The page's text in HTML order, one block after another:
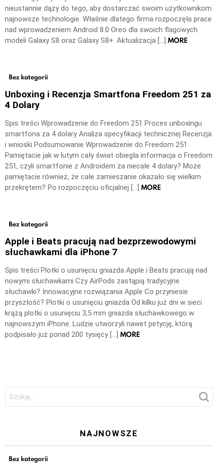
nieustannie dąży do tego, aby dostarczać swoim użytkownikom
najnowsze technologie. Właśnie dlatego firma rozpoczęła prace
nad wprowadzeniem Android 8.0 Oreo dla swoich flagowych
modeli Galaxy S8 oraz Galaxy S8+. Aktualizacja […] MORE
Bez kategorii
Unboxing i Recenzja Smartfona Freedom 251 za
4 Dolary
Spis treści Wprowadzenie do Freedom 251 Proces unboxingu
smartfona za 4 dolary Analiza specyfikacji technicznej Recenzja
i wnioski Podsumowanie Wprowadzenie do Freedom 251
Pamiętacie jak w lutym cały świat obiegła informacja o Freedom
251, czyli smartfonie z Androidem za niecałe 4 dolary? Może
pamiętacie również, że całe zamieszanie okazało się wielkim
przekrętem? Po rozpoczęciu oficjalnej […] MORE
Bez kategorii
Apple i Beats pracują nad bezprzewodowymi
słuchawkami dla iPhone 7
Spis treści Plotki o usunięciu gniazda Apple i Beats pracują nad
nowymi słuchawkami Czy AirPods zastąpią tradycyjne
słuchawki? Innowacyjne rozwiązania Apple Co przyniesie
przyszłość? Plotki o usunięciu gniazda Od kilku już dni w sieci
krążą plotki o usunięciu 3,5 mm gniazda słuchawkowego w
najnowszym iPhone. Ludzie utworzyli nawet petycję, którą
podpisało już ponad 200 tysięcy […] MORE
NAJNOWSZE
Bez kategorii